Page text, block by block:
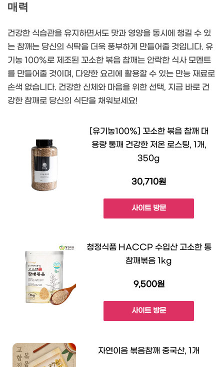
매력
건강한 식습관을 유지하면서도 맛과 영양을 동시에 챙길 수 있
는 참깨는 당신의 식탁을 더욱 풍부하게 만들어줄 것입니다. 유
기농 100%로 제조된 꼬소한 볶음 참깨는 안락한 식사 모멘트
를 만들어줄 것이며, 다양한 요리에 활용할 수 있는 만능 재료로
손색 없습니다. 건강한 신체와 마음을 위한 선택, 지금 바로 건
강한 참깨로 당신의 식단을 채워보세요!
[유기농100%] 꼬소한 볶음 참깨 대
용량 통깨 건강한 저온 로스팅, 1개,
350g
30,710원
사이트 방문
청정식품 HACCP 수입산 고소한 통
참깨볶음 1kg
9,500원
사이트 방문
자연이음 볶음참깨 중국산, 1개